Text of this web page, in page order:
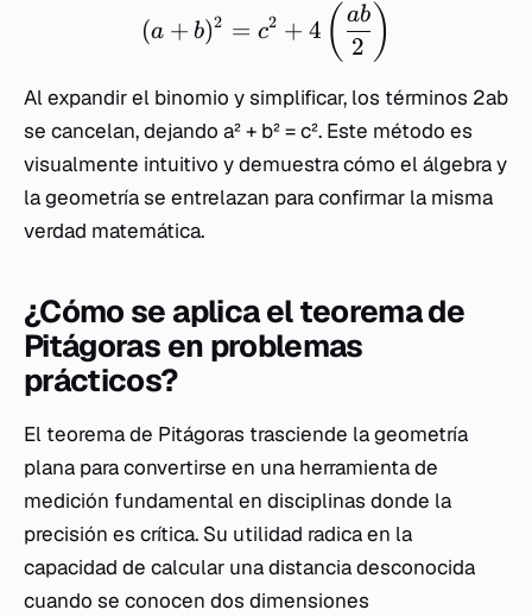
(a + b)2 = c2 + 4 ( 2
ab )
Al expandir el binomio y simplificar, los términos 2ab
se cancelan, dejando a² + b² = c². Este método es
visualmente intuitivo y demuestra cómo el álgebra y
la geometría se entrelazan para confirmar la misma
verdad matemática.
¿Cómo se aplica el teorema de
Pitágoras en problemas
prácticos?
El teorema de Pitágoras trasciende la geometría
plana para convertirse en una herramienta de
medición fundamental en disciplinas donde la
precisión es crítica. Su utilidad radica en la
capacidad de calcular una distancia desconocida
cuando se conocen dos dimensiones